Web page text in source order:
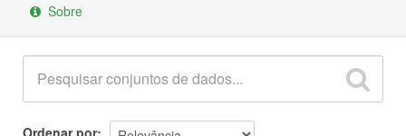
Sobre
Ordenar por